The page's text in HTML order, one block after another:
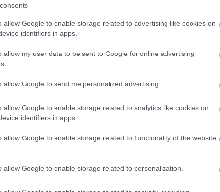
allow Google to enable storage related to advertising like cookies on
identifiers in apps.
allow my user data to be sent to Google for online advertising
allow Google to send me personalized advertising.
allow Google to enable storage related to analytics like cookies on
identifiers in apps.
allow Google to enable storage related to functionality of the website
allow Google to enable storage related to personalization.
maradt a home office
meg a három évvel ezelőtt kirobbant COVID-
biztonsági intézkedések, ám van, amit nem lehet egy
hatékony, gazdaságos és még környezetbarát is.
One – az új generációs
népszerűsége töretlenül nő, de az ehhez szükséges
új generációs megbeszélésekhez.